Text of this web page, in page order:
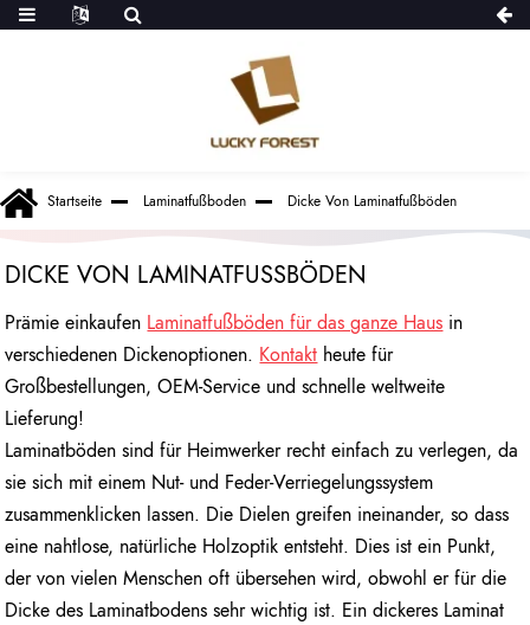
Startseite Laminatfußboden Dicke Von Laminatfußböden
DICKE VON LAMINATFUSSBÖDEN
Prämie einkaufen Laminatfußböden für das ganze Haus in
verschiedenen Dickenoptionen. Kontakt heute für
Großbestellungen, OEM-Service und schnelle weltweite
Lieferung!
Laminatböden sind für Heimwerker recht einfach zu verlegen, da
sie sich mit einem Nut- und Feder-Verriegelungssystem
zusammenklicken lassen. Die Dielen greifen ineinander, so dass
eine nahtlose, natürliche Holzoptik entsteht. Dies ist ein Punkt,
der von vielen Menschen oft übersehen wird, obwohl er für die
Dicke des Laminatbodens sehr wichtig ist. Ein dickeres Laminat